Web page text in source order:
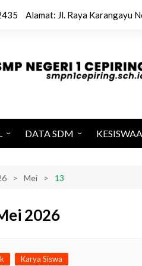
Alamat: Jl. Raya Karangayu
Sekolah
dan Prasarana
Pendidikan 2025-
DATA SDM
Tenaga Pendidik
Mei 13
2026
Karya Siswa